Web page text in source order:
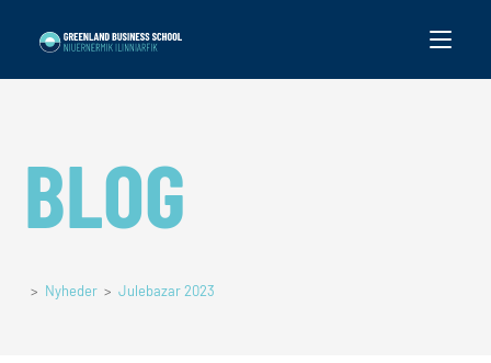
BLOG
> Nyheder > Julebazar 2023